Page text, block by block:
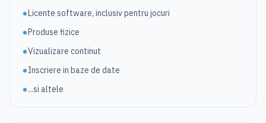
Licente software, inclusiv pentru jocuri
Produse fizice
Vizualizare continut
Inscriere in baze de date
...si altele